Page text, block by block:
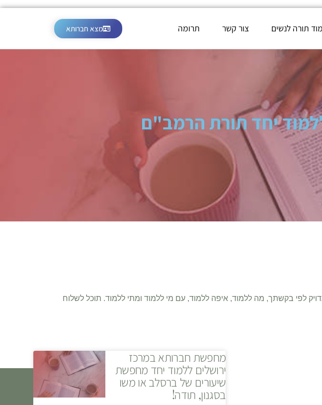
תורה לנשים צור קשר תרומה מצא חברותא
יחד תורת הרמב"ם
לפי בקשתך, מה ללמוד, איפה ללמוד, עם מי ללמוד ומתי ללמוד. תוכל לשלוח
מחפשת חברותא במרכז
ירושלים ללמוד יחד מחפשת
שיעורים של ברסלב או משו
בסגנון, תודה!